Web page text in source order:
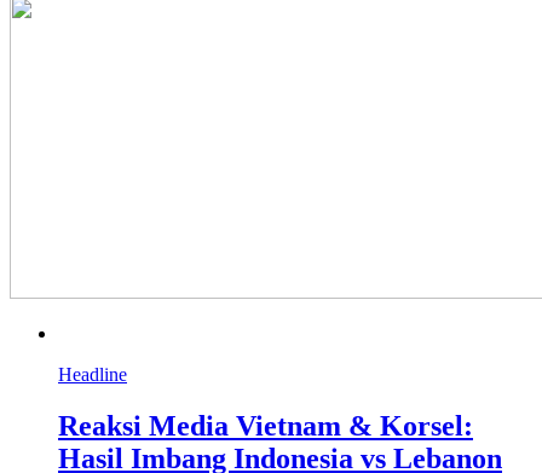
Headline
Reaksi Media Vietnam & Korsel:
Hasil Imbang Indonesia vs Lebanon